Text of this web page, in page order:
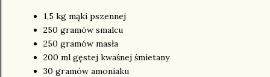
1,5 kg mąki pszennej
250 gramów smalcu
250 gramów masła
200 ml gęstej kwaśnej śmietany
30 gramów amoniaku